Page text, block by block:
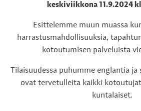
keskiviikkona 11.9.2024
Esittelemme muun muassa
harrastusmahdollisuuksia,
kotoutumisen palveluista
Tilaisuudessa puhumme englantia ja
ovat tervetulleita kaikki
kuntalaiset.